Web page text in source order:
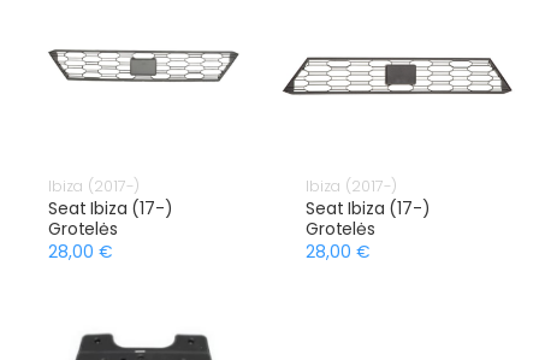
Ibiza (2017-)
Seat Ibiza (17-)
Grotelės
28,00 €
Ibiza (2017-)
Seat Ibiza (17-)
Grotelės
28,00 €